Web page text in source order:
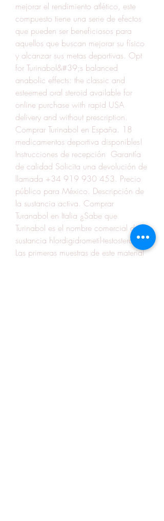
mejorar el rendimiento atlético, este
compuesto tiene una serie de efectos
que pueden ser beneficiosos para
aquellos que buscan mejorar su físico
y alcanzar sus metas deportivas. Opt
for Turinabol&#39;s balanced
anabolic effects: the classic and
esteemed oral steroid available for
online purchase with rapid USA
delivery and without prescription.
Comprar Turinabol en España. 18
medicamentos deportiva disponibles!
Instrucciones de recepción  Garantía
de calidad Solicita una devolución de
llamada +34 919 930 453. Precio
público para México. Descripción de
la sustancia activa. Comprar
Turanabol en Italia ¿Sabe que
Turinabol es el nombre comercial de la
sustancia hlordigidrometil-testosterona?
Las primeras muestras de este material